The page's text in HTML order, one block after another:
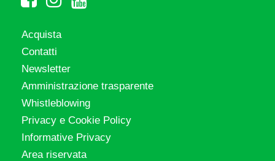
Acquista
Contatti
Newsletter
Amministrazione trasparente
Whistleblowing
Privacy e Cookie Policy
Informative Privacy
Area riservata